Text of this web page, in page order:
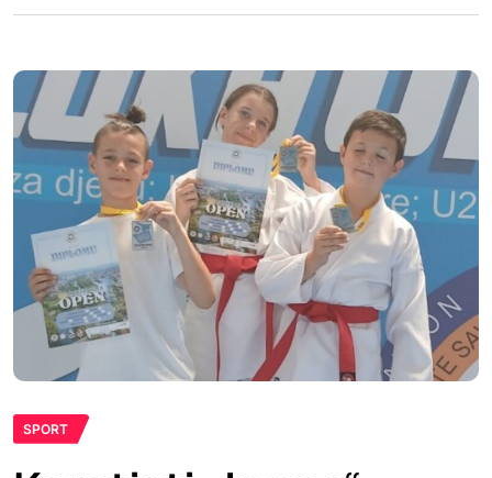
SPORT